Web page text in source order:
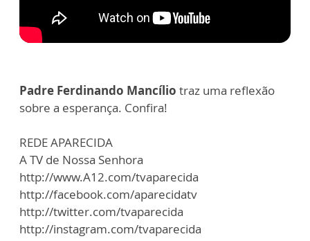
Padre Ferdinando Mancílio traz uma reflexão
sobre a esperança. Confira!
REDE APARECIDA
A TV de Nossa Senhora
http://www.A12.com/tvaparecida
http://facebook.com/aparecidatv
http://twitter.com/tvaparecida
http://instagram.com/tvaparecida